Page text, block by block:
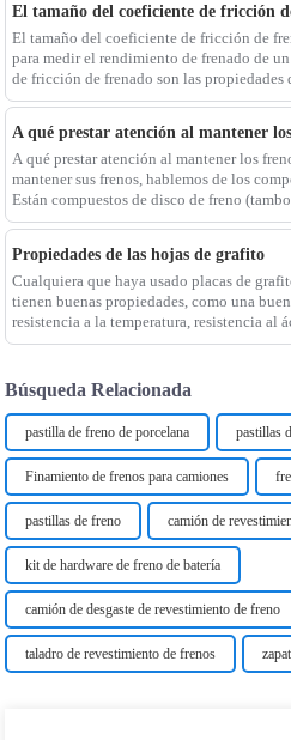
El tamaño del coeficiente de fricción de
para medir el rendimiento de frenado de
de fricción de frenado son las propiedades
Debido a la conducción normal del
A qué prestar atención al mantener
A qué prestar atención al mantener los
mantener sus frenos, hablemos de los
Están compuestos de disco de freno
(zapatilla de freno), pinza de freno, bomba
Propiedades de las hojas de grafito
Cualquiera que haya usado placas de
tienen buenas propiedades, como una
resistencia a la temperatura, resistencia al
alcalina y un fácil procesamiento. Por lo
Búsqueda Relacionada
pastilla de freno de porcelana pastillas
Finamiento de frenos para camiones
pastillas de freno camión de
kit de hardware de freno de batería
camión de desgaste de revestimiento de freno
taladro de revestimiento de frenos